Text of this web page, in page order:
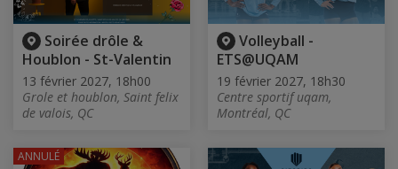
Soirée drôle &
Houblon - St-Valentin
13 février 2027, 18h00
Grole et houblon, Saint felix
de valois, QC
Volleyball -
ETS@UQAM
19 février 2027, 18h30
Centre sportif uqam,
Montréal, QC
ANNULÉ